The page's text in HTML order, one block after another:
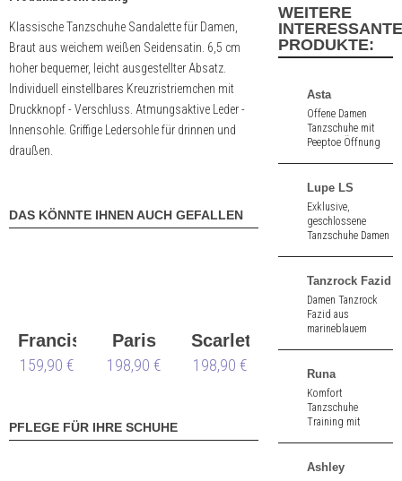
Klassische Tanzschuhe Sandalette für Damen,
Braut aus weichem weißen Seidensatin. 6,5 cm
hoher bequemer, leicht ausgestellter Absatz.
Individuell einstellbares Kreuzristriemchen mit
Druckknopf - Verschluss. Atmungsaktive Leder -
Innensohle. Griffige Ledersohle für drinnen und
draußen.
DAS KÖNNTE IHNEN AUCH GEFALLEN
Francis
LS
159,90 €
Paris
LS
198,90 €
Scarlet
LS
198,90 €
PFLEGE FÜR IHRE SCHUHE
WEITERE
INTERESSANTE
PRODUKTE:
Asta
Offene Damen
Tanzschuhe mit
Peeptoe Öffnung
hoher Absatz.
Lupe LS
Exklusive,
geschlossene
Tanzschuhe Damen
Mit Ledersohle. 8,0
cm hoher Absatz.
Tanzrock Fazid
Damen Tanzrock
Fazid aus
marineblauem
Runa
Komfort
Tanzschuhe
Training mit
cm hoher Absatz.
Ashley